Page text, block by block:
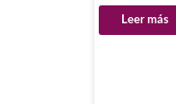
Leer más